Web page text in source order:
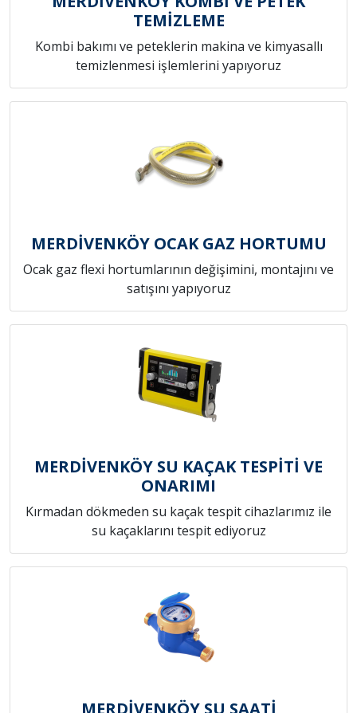
TEMİZLEME
Kombi bakımı ve peteklerin makina ve kimyasallı
temizlenmesi işlemlerini yapıyoruz
MERDİVENKÖY OCAK GAZ HORTUMU
Ocak gaz flexi hortumlarının değişimini, montajını ve
satışını yapıyoruz
MERDİVENKÖY SU KAÇAK TESPİTİ VE
ONARIMI
Kırmadan dökmeden su kaçak tespit cihazlarımız ile
su kaçaklarını tespit ediyoruz